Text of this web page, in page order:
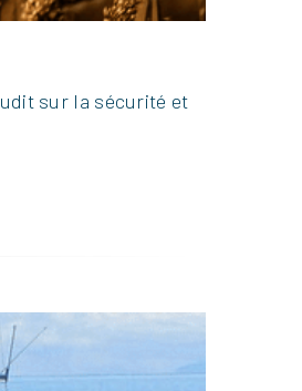
sur la sécurité et